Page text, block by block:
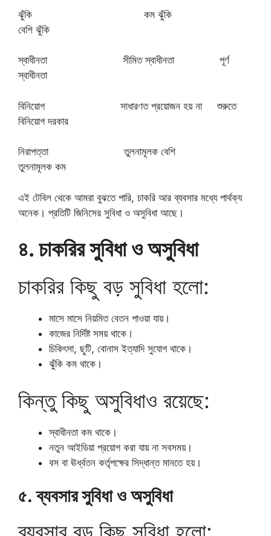
ঝুঁকি কম ঝুঁকি
বেশি ঝুঁকি
স্বাধীনতা সীমিত স্বাধীনতা পূর্ণ
স্বাধীনতা
বিনিয়োগ সাধারণত প্রয়োজন হয় না শুরুতে
বিনিয়োগ দরকার
নিরাপত্তা তুলনামূলক বেশি
তুলনামূলক কম
এই টেবিল থেকে আমরা বুঝতে পারি, চাকরি আর ব্যবসার মধ্যে পার্থক্য
অনেক। প্রতিটি জিনিসের সুবিধা ও অসুবিধা আছে।
৪. চাকরির সুবিধা ও অসুবিধা
চাকরির কিছু বড় সুবিধা হলো:
মাসে মাসে নিয়মিত বেতন পাওয়া যায়।
কাজের নির্দিষ্ট সময় থাকে।
চিকিৎসা, ছুটি, বোনাস ইত্যাদি সুযোগ থাকে।
ঝুঁকি কম থাকে।
কিন্তু কিছু অসুবিধাও রয়েছে:
স্বাধীনতা কম থাকে।
নতুন আইডিয়া প্রয়োগ করা যায় না সবসময়।
বস বা ঊর্ধ্বতন কর্তৃপক্ষের সিদ্ধান্ত মানতে হয়।
৫. ব্যবসার সুবিধা ও অসুবিধা